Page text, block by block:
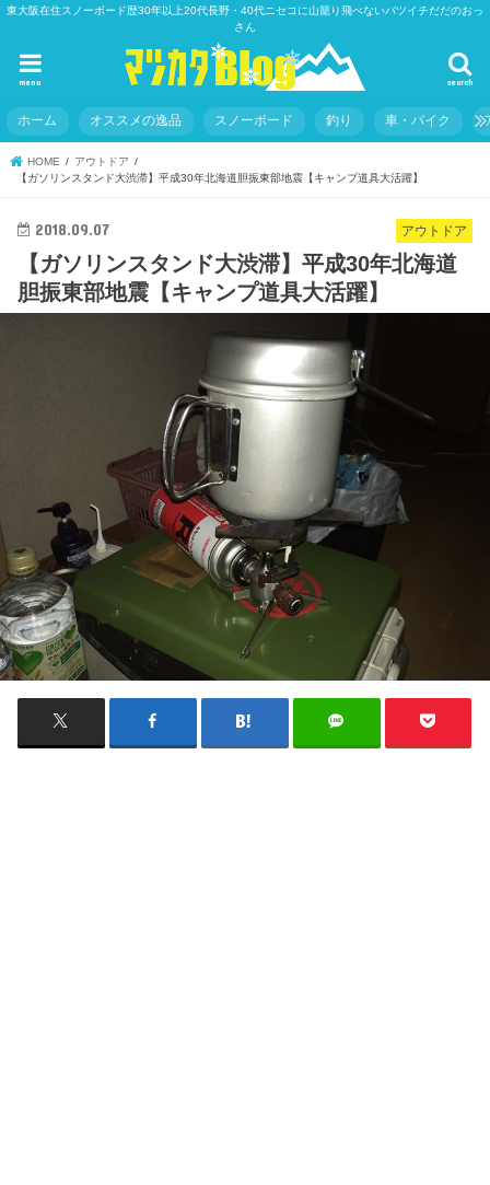
東大阪在住スノーボード歴30年以上20代長野・40代ニセコに山籠り飛べないバツイチだだのおっ
さん
search
menu
ホーム オススメの逸品 スノーボード 釣り 車・バイク
HOME
アウトドア
【ガソリンスタンド大渋滞】平成30年北海道胆振東部地震【キャンプ道具大活躍】
アウトドア
2018.09.07
【ガソリンスタンド大渋滞】平成30年北海道
胆振東部地震【キャンプ道具大活躍】